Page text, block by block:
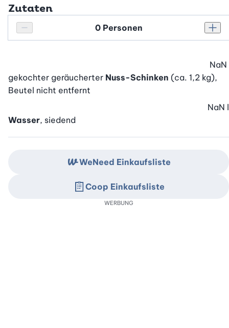
Zutaten
Personenanzahl verringern
Personenanzahl
gekochter geräucherter Nuss-Schinken (ca. 1,2 kg),
Beutel nicht entfernt
NaN
Wasser, siedend
NaN l
WeNeed Einkaufsliste
Coop Einkaufsliste
WERBUNG